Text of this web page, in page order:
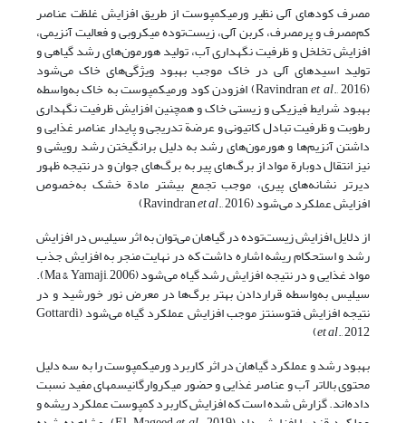
مصرف کودهای آلی نظیر ورمی­کمپوست از طریق افزایش غلظت عناصر
کم‌مصرف و پرمصرف، کربن آلی، زیست‌توده میکروبی و فعالیت آنزیمی،
افزایش تخلخل و ظرفیت نگهداری آب، تولید هورمون‌های رشد گیاهی و
تولید اسیدهای آلی در خاک موجب بهبود ویژگی‌های خاک می‌شود
(Ravindran
et al ., 2016) افزودن کود ورمی­کمپوست به خاک به‌واسطه
بهبود شرایط فیزیکی و زیستی خاک و همچنین افزایش ظرفیت نگهداری
رطوبت و ظرفیت تبادل کاتیونی و عرضة تدریجی و پایدار عناصر غذایی و
داشتن آنزیم‌ها و هورمون‌های رشد به دلیل برانگیختن رشد رویشی و
نیز انتقال دوبارة مواد از برگ‌های پیر به برگ‌های جوان و در نتیجه ظهور
دیرتر نشانه‌های پیری، موجب تجمع بیشتر مادة خشک به‌خصوص
افزایش عملکرد می‌شود (Ravindran et al., 2016)
از دلایل افزایش زیست‌توده در گیاهان می‌توان به اثر سیلیس در افزایش
رشد و استحکام ریشه اشاره داشت که در نهایت منجر به افزایش جذب
مواد غذایی و در نتیجه افزایش رشد گیاه می‌شود (Ma & Yamaji, 2006).
سیلیس به‌واسطه قراردادن بهتر برگ‌ها در معرض نور خورشید و در
نتیجه افزایش فتوسنتز موجب افزایش عملکرد گیاه می‌شود (Gottardi
et al., 2012)
بهبود رشد و عملکرد گیاهان در اثر کاربرد ورمی­کمپوست را به سه دلیل
محتوی بالاتر آب و عناصر غذایی و حضور میکروارگانیسم­های مفید نسبت
داده‌اند. گزارش شده است که افزایش کاربرد کمپوست عملکرد ریشه و